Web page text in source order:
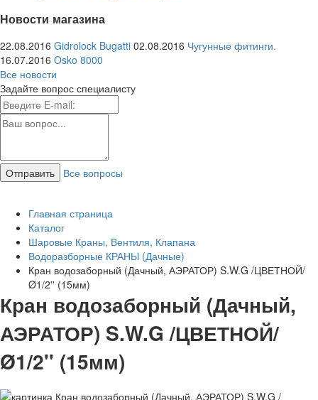
Новости магазина
22.08.2016 Gidrolock Bugatti 02.08.2016 Чугунные фитинги.
16.07.2016 Osko 8000
Все новости
Задайте вопрос специалисту
Все вопросы
Главная страница
Каталог
Шаровые Краны, Вентиля, Клапана
Водоразборные КРАНЫ (Дачные)
Кран водозаборный (Дачный, АЭРАТОР) S.W.G /ЦВЕТНОЙ/
Ø1/2'' (15мм)
Кран водозаборный (Дачный,
АЭРАТОР) S.W.G /ЦВЕТНОЙ/
Ø1/2'' (15мм)